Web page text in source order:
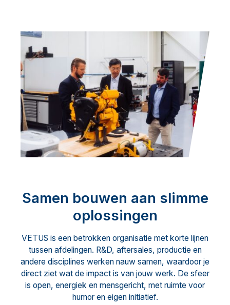
Samen bouwen aan slimme
oplossingen
VETUS is een betrokken organisatie met korte lijnen
tussen afdelingen. R&D, aftersales, productie en
andere disciplines werken nauw samen, waardoor je
direct ziet wat de impact is van jouw werk. De sfeer
is open, energiek en mensgericht, met ruimte voor
humor en eigen initiatief.